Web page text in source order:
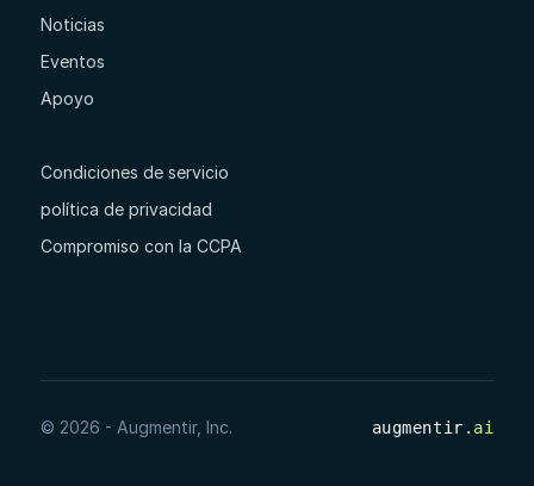
Noticias
Eventos
Apoyo
Condiciones de servicio
política de privacidad
Compromiso con la CCPA
© 2026 - Augmentir, Inc. augmentir .ai